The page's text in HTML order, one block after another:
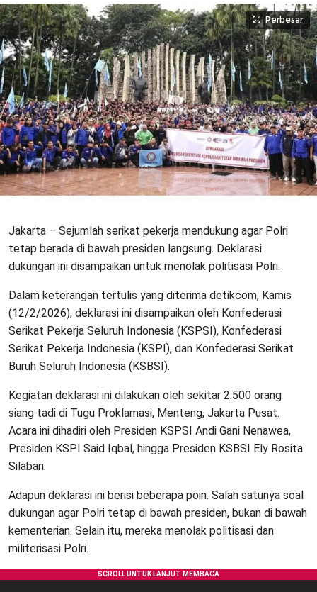
Perbesar
Jakarta – Sejumlah serikat pekerja mendukung agar Polri
tetap berada di bawah presiden langsung. Deklarasi
dukungan ini disampaikan untuk menolak politisasi Polri.
Dalam keterangan tertulis yang diterima detikcom, Kamis
(12/2/2026), deklarasi ini disampaikan oleh Konfederasi
Serikat Pekerja Seluruh Indonesia (KSPSI), Konfederasi
Serikat Pekerja Indonesia (KSPI), dan Konfederasi Serikat
Buruh Seluruh Indonesia (KSBSI).
Kegiatan deklarasi ini dilakukan oleh sekitar 2.500 orang
siang tadi di Tugu Proklamasi, Menteng, Jakarta Pusat.
Acara ini dihadiri oleh Presiden KSPSI Andi Gani Nenawea,
Presiden KSPI Said Iqbal, hingga Presiden KSBSI Ely Rosita
Silaban.
Adapun deklarasi ini berisi beberapa poin. Salah satunya soal
dukungan agar Polri tetap di bawah presiden, bukan di bawah
kementerian. Selain itu, mereka menolak politisasi dan
militerisasi Polri.